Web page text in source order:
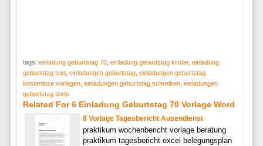
tags: einladung geburtstag 70, einladung geburtstag kinder, einladung
geburtstag text, einladungen geburtstag, einladungen geburtstag
kostenlose vorlagen, einladungen geburtstag schreiben, einladungen
geburtstag texte
Related For 6 Einladung Geburtstag 70 Vorlage Word
8 Vorlage Tagesbericht Ausendienst
praktikum wochenbericht vorlage beratung
praktikum tagesbericht excel belegungsplan